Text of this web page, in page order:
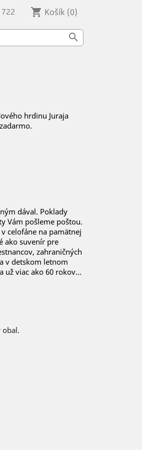
shopping_cart Košík (0)

hrdinu Juraja
dával. Poklady
Vám pošleme poštou.
celofáne na pamätnej
ako suvenír pre
zahraničných
v detskom letnom
už viac ako 60 rokov...
obal.